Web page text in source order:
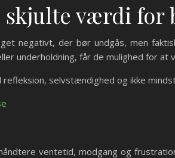
skjulte værdi
negativt, der bør undgås, men
underholdning, får de mulighed for
selvstændighed og ikke
ventetid, modgang og